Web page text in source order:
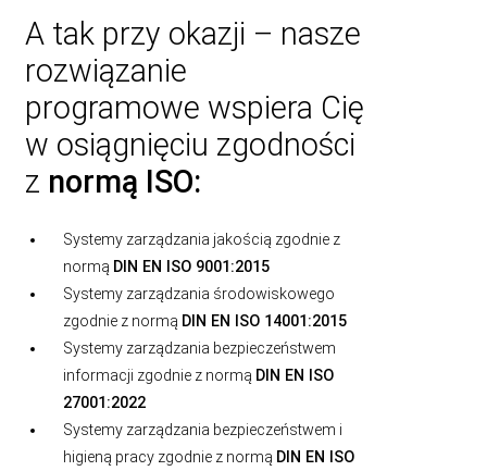
A tak przy okazji – nasze
rozwiązanie
programowe wspiera Cię
w osiągnięciu zgodności
z normą ISO:
Systemy zarządzania jakością zgodnie z
normą DIN EN ISO 9001:2015
Systemy zarządzania środowiskowego
zgodnie z normą DIN EN ISO 14001:2015
Systemy zarządzania bezpieczeństwem
informacji zgodnie z normą DIN EN ISO
27001:2022
Systemy zarządzania bezpieczeństwem i
higieną pracy zgodnie z normą DIN EN ISO